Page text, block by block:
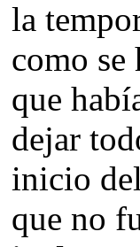
la
como se
que
dejar
inicio
que no